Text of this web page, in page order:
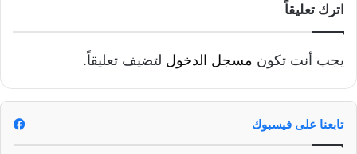
اترك تعليقاً
يجب أنت تكون مسجل الدخول لتضيف تعليقاً.
تابعنا على فيسبوك